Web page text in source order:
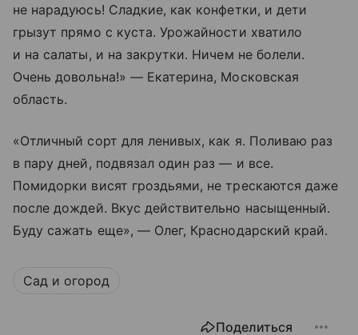
не нарадуюсь! Сладкие, как конфетки, и дети
грызут прямо с куста. Урожайности хватило
и на салаты, и на закрутки. Ничем не болели.
Очень довольна!» — Екатерина, Московская
область.
«Отличный сорт для ленивых, как я. Поливаю раз
в пару дней, подвязал один раз — и все.
Помидорки висят гроздьями, не трескаются даже
после дождей. Вкус действительно насыщенный.
Буду сажать еще», — Олег, Краснодарский край.
Сад и огород
Поделиться